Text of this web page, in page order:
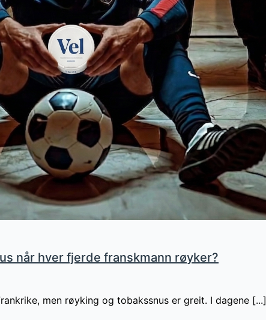
når hver fjerde franskmann røyker?
men røyking og tobakssnus er greit. I dagene [...]